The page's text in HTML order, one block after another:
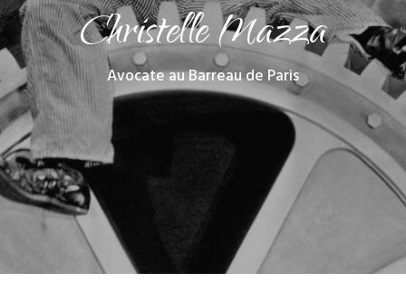
Christelle Mazza
Avocate au Barreau de Paris